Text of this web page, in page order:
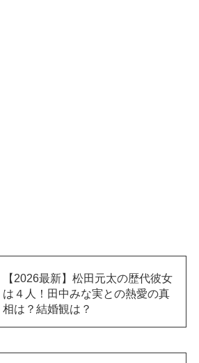
【2026最新】松田元太の歴代彼女
は４人！田中みな実との熱愛の真
相は？結婚観は？